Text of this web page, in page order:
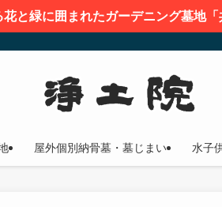
と緑に囲まれたガーデニング墓地
屋外個別納骨墓・墓じまい 水子